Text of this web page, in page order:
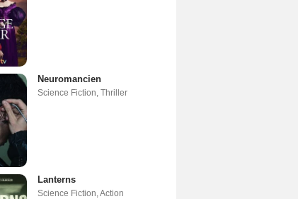
Neuromancien
Science Fiction Thriller
Lanterns
Science Fiction Action